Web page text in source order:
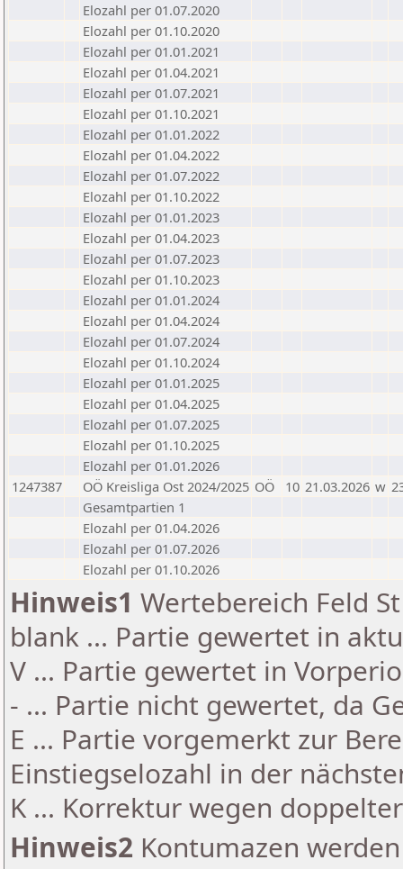
Elozahl per 01.07.2020
Elozahl per 01.10.2020
Elozahl per 01.01.2021
Elozahl per 01.04.2021
Elozahl per 01.07.2021
Elozahl per 01.10.2021
Elozahl per 01.01.2022
Elozahl per 01.04.2022
Elozahl per 01.07.2022
Elozahl per 01.10.2022
Elozahl per 01.01.2023
Elozahl per 01.04.2023
Elozahl per 01.07.2023
Elozahl per 01.10.2023
Elozahl per 01.01.2024
Elozahl per 01.04.2024
Elozahl per 01.07.2024
Elozahl per 01.10.2024
Elozahl per 01.01.2025
Elozahl per 01.04.2025
Elozahl per 01.07.2025
Elozahl per 01.10.2025
Elozahl per 01.01.2026
1247387
OÖ Kreisliga Ost 2024/2025 OÖ 10 21.03.2026 w
Gesamtpartien 1
Elozahl per 01.04.2026
Elozahl per 01.07.2026
Elozahl per 01.10.2026
Hinweis1 Wertebereich Feld
blank ... Partie gewertet in
V ... Partie gewertet in
- ... Partie nicht gewertet, da
E ... Partie vorgemerkt zur
Einstiegselozahl in der
K ... Korrektur wegen
Hinweis2 Kontumazen